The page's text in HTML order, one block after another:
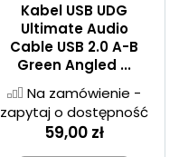
Kabel USB UDG
Ultimate Audio
Cable USB 2.0 A-B
Green Angled ...
Na zamówienie -
zapytaj o dostępność
59,00 zł